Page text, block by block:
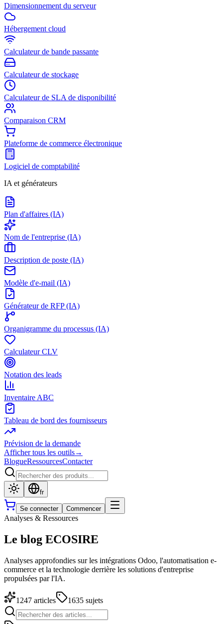
Dimensionnement du serveur
Hébergement cloud
Calculateur de bande passante
Calculateur de stockage
Calculateur de SLA de disponibilité
Comparaison CRM
Plateforme de commerce électronique
Logiciel de comptabilité
IA et générateurs
Plan d'affaires (IA)
Nom de l'entreprise (IA)
Description de poste (IA)
Modèle d'e-mail (IA)
Générateur de RFP (IA)
Organigramme du processus (IA)
Calculateur CLV
Notation des leads
Inventaire ABC
Tableau de bord des fournisseurs
Prévision de la demande
Afficher tous les outils→
BlogueRessourcesContacter
fr
Se connecter Commencer
Analyses & Ressources
Le blog ECOSIRE
Analyses approfondies sur les intégrations Odoo, l'automatisation e-
commerce et la technologie derrière les solutions d'entreprise
propulsées par l'IA.
1247 articles 1635 sujets